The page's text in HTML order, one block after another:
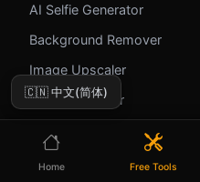
AI Selfie Generator
Background Remover
Image Upscaler
AI Image Editor
Remove Text from Image
Image Analyzer
Home Free Tools
🇨🇳 中文(简体)